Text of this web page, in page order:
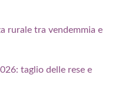
rurale tra vendemmia e
taglio delle rese e